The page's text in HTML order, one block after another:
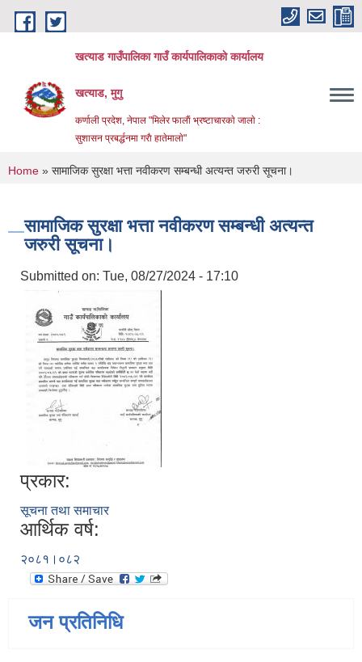
Skip to main content
खत्याड गाउँपालिका गाउँ कार्यपालिकाकाे कार्यालय
खत्याड, मुगु
कर्णाली प्रदेश, नेपाल "मिलेर फालाैं भ्रष्टाचारकाे जालाे :
सुशासन प्रबर्द्धनमा गराै‌ हातेमालाे"
You are here
Home » सामाजिक सुरक्षा भत्ता नवीकरण सम्बन्धी अत्यन्त जरुरी सूचना।
सामाजिक सुरक्षा भत्ता नवीकरण सम्बन्धी अत्यन्त
जरुरी सूचना।
Submitted on: Tue, 08/27/2024 - 17:10
प्रकार:
सूचना तथा समाचार
आर्थिक वर्ष:
२०८१।०८२
जन प्रतिनिधि